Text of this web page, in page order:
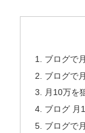
ブログで
ブログで
月10万を
ブログ 月
ブログで